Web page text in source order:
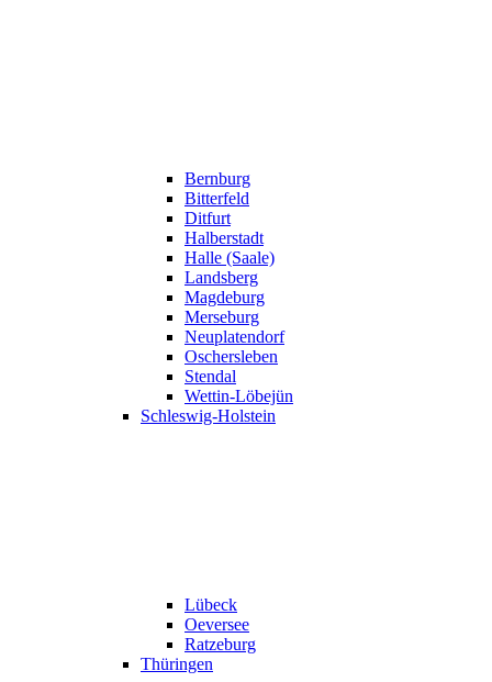
Bernburg
Bitterfeld
Ditfurt
Halberstadt
Halle (Saale)
Landsberg
Magdeburg
Merseburg
Neuplatendorf
Oschersleben
Stendal
Wettin-Löbejün
Schleswig-Holstein
Lübeck
Oeversee
Ratzeburg
Thüringen